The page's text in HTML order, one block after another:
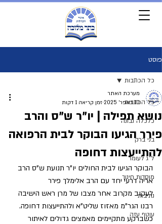
פוסט
כל הכתבות
כלכלה נבונה
בני ברק
ל"ג לעומר
מוסדות חינוך
נתיבות
עוטף עזה
כל הכתבות
נושא תפילה | יו"ר ש"ס והרב
פירר הגיעו הבוקר לבית הרפואה
להתייעצות דחופה
מערכת האתר
10 באפר׳ 2025
זמן קריאה 1 דקות
הבוקר הגיעו לבית החולים יו"ר תנועת ש"ס הרב
אריה דרעי יחד עם הרב אלימלך פירר
לעקוב מקרוב אחר מצבו של מרן ראש הישיבה
רבנו הגר"מ מאזוז שליט"א ולהתייעצות דחופה.
כשברקע מתקיימים מאמצים גדולים לאיתור